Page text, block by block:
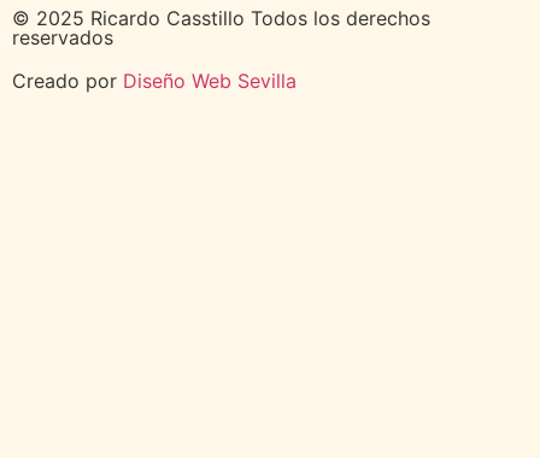
© 2025 Ricardo Casstillo Todos los derechos
reservados
Creado por Diseño Web Sevilla